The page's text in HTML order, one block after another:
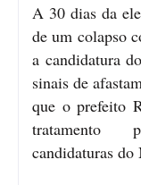
A 30 dias da
de um colapso
a candidatura
sinais de
que o prefeito
tratamento
candidaturas